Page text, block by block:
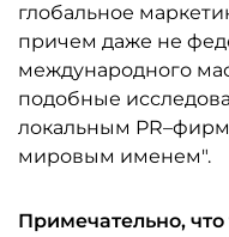
глобальное
причем даже не
международного
подобные
локальным
мировым именем".
Примечательно,